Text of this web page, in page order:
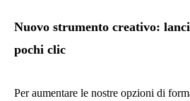
Nuovo strumento creativo:
pochi clic
Per aumentare le nostre opzioni di